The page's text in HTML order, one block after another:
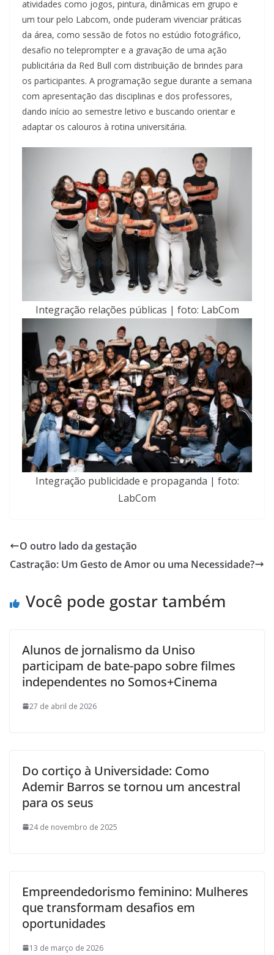
atividades como jogos, pintura, dinâmicas em grupo e
um tour pelo Labcom, onde puderam vivenciar práticas
da área, como sessão de fotos no estúdio fotográfico,
desafio no teleprompter e a gravação de uma ação
publicitária da Red Bull com distribuição de brindes para
os participantes. A programação segue durante a semana
com apresentação das disciplinas e dos professores,
dando início ao semestre letivo e buscando orientar e
adaptar os calouros à rotina universitária.
Integração relações públicas | foto: LabCom
Integração publicidade e propaganda | foto:
LabCom
O outro lado da gestação
Castração: Um Gesto de Amor ou uma Necessidade?
Você pode gostar também
Alunos de jornalismo da Uniso
participam de bate-papo sobre filmes
independentes no Somos+Cinema
27 de abril de 2026
Do cortiço à Universidade: Como
Ademir Barros se tornou um ancestral
para os seus
24 de novembro de 2025
Empreendedorismo feminino: Mulheres
que transformam desafios em
oportunidades
13 de março de 2026